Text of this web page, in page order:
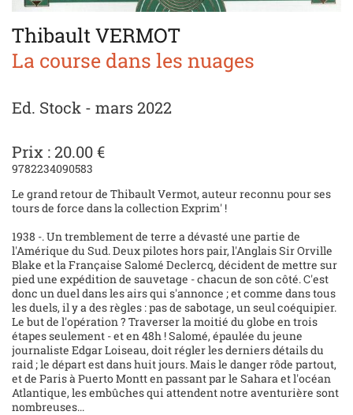
Thibault VERMOT
La course dans les nuages
Ed. Stock - mars 2022
Prix : 20.00 €
9782234090583
Le grand retour de Thibault Vermot, auteur reconnu pour ses
tours de force dans la collection Exprim' !
1938 -. Un tremblement de terre a dévasté une partie de
l'Amérique du Sud. Deux pilotes hors pair, l'Anglais Sir Orville
Blake et la Française Salomé Declercq, décident de mettre sur
pied une expédition de sauvetage - chacun de son côté. C'est
donc un duel dans les airs qui s'annonce ; et comme dans tous
les duels, il y a des règles : pas de sabotage, un seul coéquipier.
Le but de l'opération ? Traverser la moitié du globe en trois
étapes seulement - et en 48h ! Salomé, épaulée du jeune
journaliste Edgar Loiseau, doit régler les derniers détails du
raid ; le départ est dans huit jours. Mais le danger rôde partout,
et de Paris à Puerto Montt en passant par le Sahara et l'océan
Atlantique, les embûches qui attendent notre aventurière sont
nombreuses...